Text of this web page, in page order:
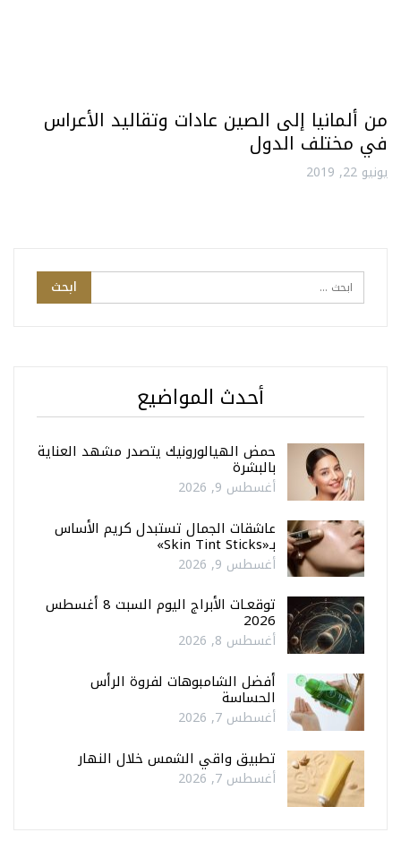
من ألمانيا إلى الصين عادات وتقاليد الأعراس
في مختلف الدول
يونيو 22, 2019
أحدث المواضيع
حمض الهيالورونيك يتصدر مشهد العناية
بالبشرة
أغسطس 9, 2026
عاشقات الجمال تستبدل كريم الأساس
بـ«Skin Tint Sticks»
أغسطس 9, 2026
توقعـات الأبراج اليوم السبت 8 أغسطس
2026
أغسطس 8, 2026
أفضل الشامبوهات لفروة الرأس
الحساسة
أغسطس 7, 2026
تطبيق واقي الشمس خلال النهار
أغسطس 7, 2026